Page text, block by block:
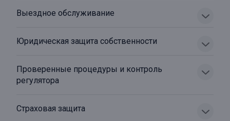
Выездное обслуживание
Юридическая защита собственности
Проверенные процедуры и контроль
регулятора
Страховая защита